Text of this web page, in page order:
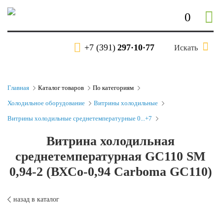
0
+7 (391) 297·10·77 Искать
Главная Каталог товаров По категориям
Холодильное оборудование Витрины холодильные
Витрины холодильные среднетемпературные 0...+7
Витрина холодильная
среднетемпературная GC110 SM
0,94-2 (ВХСо-0,94 Carboma GC110)
назад в каталог